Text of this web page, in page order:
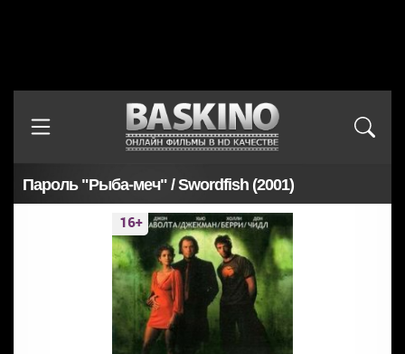
Пароль "Рыба-меч" / Swordfish (2001)